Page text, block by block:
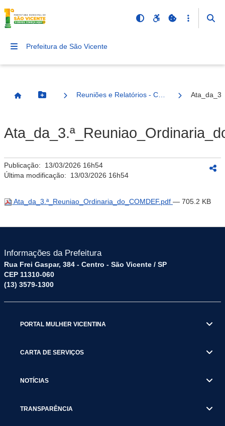
Prefeitura de São Vicente
Página InicialBotão Menu
Publicação: 13/03/2026 16h54
Última modificação: 13/03/2026 16h54
Ata_da_3.ª_Reuniao_Ordinaria_do_COMDEF.pdf — 705.2 KB
Informações da Prefeitura
Rua Frei Gaspar, 384 - Centro - São Vicente / SP
CEP 11310-060
(13) 3579-1300
PORTAL MULHER VICENTINA
CARTA DE SERVIÇOS
NOTÍCIAS
TRANSPARÊNCIA